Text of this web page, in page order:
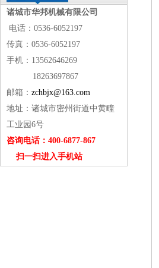
诸城市华邦机械有限公司
电话：0536-6052197
传真：0536-6052197
手机：13562646269
18263697867
邮箱： zchbjx@163.com
地址：诸城市密州街道中黄疃
工业园6号
咨询电话：400-6877-867
扫一扫进入手机站